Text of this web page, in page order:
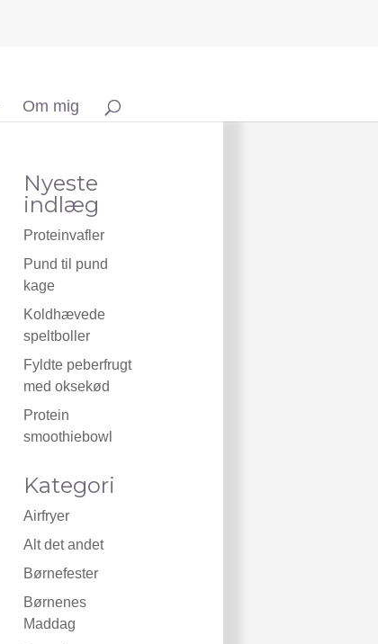
Om mig
Nyeste
indlæg
Proteinvafler
Pund til pund
kage
Koldhævede
speltboller
Fyldte peberfrugt
med oksekød
Protein
smoothiebowl
Kategori
Airfryer
Alt det andet
Børnefester
Børnenes
Maddag